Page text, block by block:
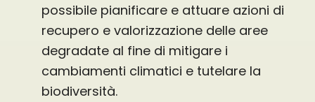
possibile pianificare e attuare azioni di
recupero e valorizzazione delle aree
degradate al fine di mitigare i
cambiamenti climatici e tutelare la
biodiversità.